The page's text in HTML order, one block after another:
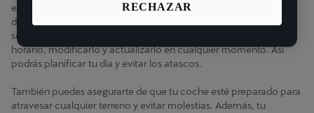
eficiente y segura posible, para que puedas centrarte en llegar a
donde necesitas. My CUPRA app es la mejor forma de llevar un
seguimiento anticipado del viaje de tu híbrido: puedes ver el
horario, modificarlo y actualizarlo en cualquier momento. Así
podrás planificar tu día y evitar los atascos.
También puedes asegurarte de que tu coche esté preparado para
atravesar cualquier terreno y evitar molestias. Además, tu
RECHAZAR